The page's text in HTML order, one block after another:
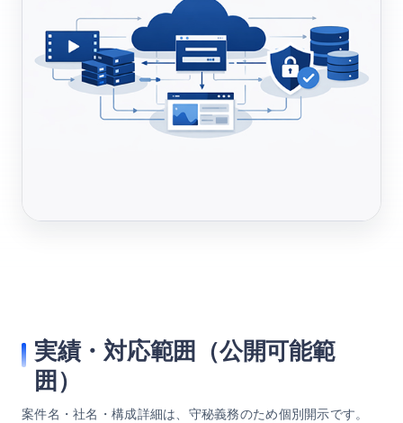
実績・対応範囲（公開可能範
囲）
案件名・社名・構成詳細は、守秘義務のため個別開示です。